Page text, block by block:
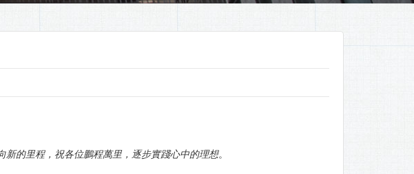
的里程，祝各位鵬程萬里，逐步實踐心中的理想。